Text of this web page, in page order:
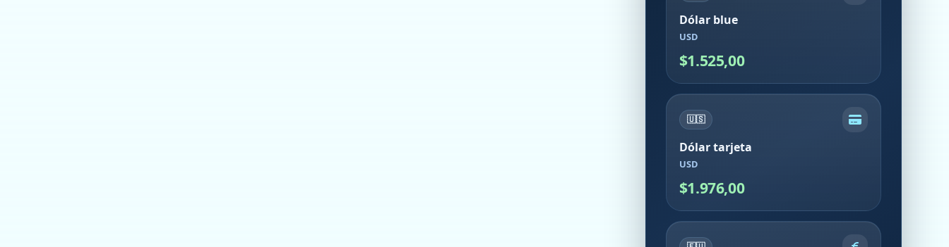
Dólar blue
USD
$1.525,00
🇺🇸
Dólar tarjeta
USD
$1.976,00